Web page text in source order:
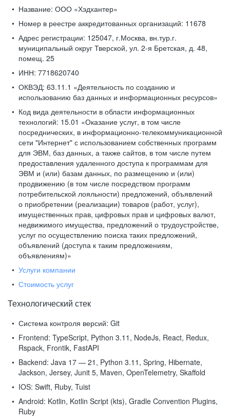
Название: ООО «Хэдхантер»
Номер в реестре аккредитованных организаций: 11678
Адрес регистрации: 125047, г.Москва, вн.тур.г.
муниципальный округ Тверской, ул. 2-я Бретская, д. 48,
помещ. 25
ИНН: 7718620740
ОКВЭД: 63.11.1 «Деятельность по созданию и
использованию баз данных и информационных ресурсов»
Код вида деятельности в области информационных
технологий: 15.01 «Оказание услуг, в том числе
посреднических, в информационно-телекоммуникационной
сети "Интернет" с использованием собственных программ
для ЭВМ, баз данных, а также сайтов, в том числе путем
предоставления удаленного доступа к программам для
ЭВМ и (или) базам данных, по размещению и (или)
продвижению (в том числе посредством программ
потребительской лояльности) предложений, объявлений
о приобретении (реализации) товаров (работ, услуг),
имущественных прав, цифровых прав и цифровых валют,
недвижимого имущества, предложений о трудоустройстве,
услуг по осуществлению поиска таких предложений,
объявлений (доступа к таким предложениям,
объявлениям)»
Услуги компании
Стоимость услуг
Технологический стек
Система контроля версий: Git
Frontend: TypeScript, Python 3.11, NodeJs, React, Redux,
Rspack, Frontik, FastAPI
Backend: Java 17 — 21, Python 3.11, Spring, Hibernate,
Jackson, Jersey, Junit 5, Maven, OpenTelemetry, Skaffold
IOS: Swift, Ruby, Tuist
Android: Kotlin, Kotlin Script (kts), Gradle Convention Plugins,
Ruby